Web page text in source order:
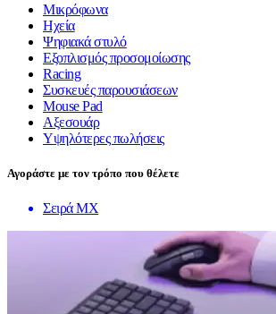
Μικρόφωνα
Ηχεία
Ψηφιακά στυλό
Εξοπλισμός προσομοίωσης
Racing
Συσκευές παρουσιάσεων
Mouse Pad
Αξεσουάρ
Υψηλότερες πωλήσεις
Αγοράστε με τον τρόπο που θέλετε
Σειρά MX